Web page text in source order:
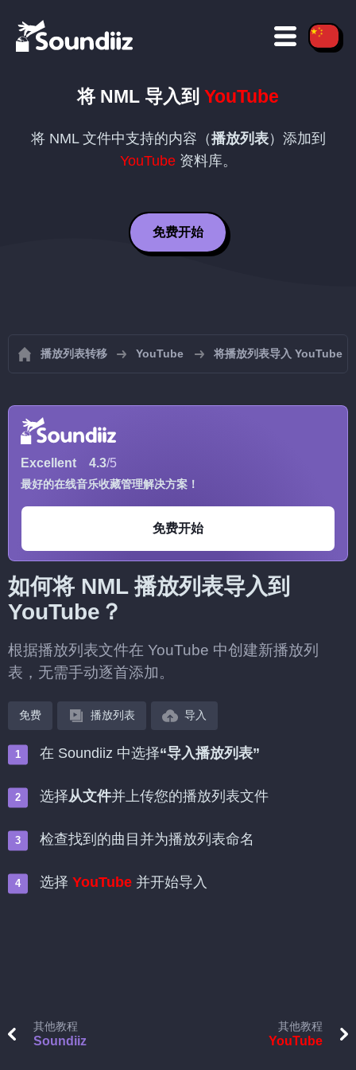
将 NML 导入到 YouTube
将 NML文件中支持的内容（播放列表）添加到
YouTube资料库。
免费开始
播放列表转移 YouTube 将播放列表导入 YouTube
Excellent 4.3/5
最好的在线音乐收藏管理解决方案！
免费开始
如何将 NML 播放列表导入到
YouTube？
根据播放列表文件在 YouTube 中创建新播放列
表，无需手动逐首添加。
免费 播放列表 导入
在 Soundiiz 中选择“导入播放列表”
选择从文件并上传您的播放列表文件
检查找到的曲目并为播放列表命名
选择 YouTube 并开始导入
其他教程
Soundiiz
其他教程
YouTube